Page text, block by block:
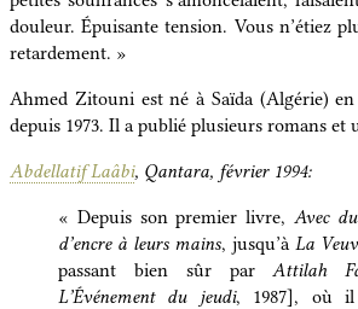
douleur. Épuisante tension. Vous n’étiez
retardement. »
Ahmed Zitouni est né à Saïda (Algérie)
depuis 1973. Il a publié plusieurs romans et
Abdellatif Laâbi, Qantara, février 1994:
« Depuis son premier livre, Avec
d’encre à leurs mains, jusqu’à La
passant bien sûr par Attilah
L’Événement du jeudi, 1987], où il